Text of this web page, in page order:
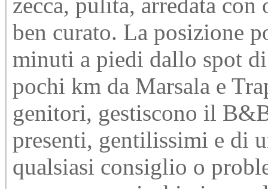
zecca, pulita, arredata
ben curato. La posizione
minuti a piedi dallo spot
pochi km da Marsala e
genitori, gestiscono il
presenti, gentilissimi e di
qualsiasi consiglio o